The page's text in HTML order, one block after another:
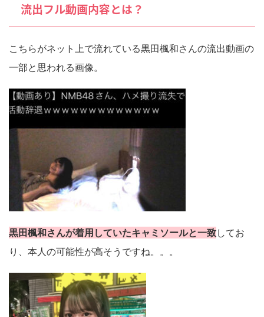
流出フル動画内容とは？
こちらがネット上で流れている黒田楓和さんの流出動画の
一部と思われる画像。
黒田楓和さんが着用していたキャミソールと一致してお
り、本人の可能性が高そうですね。。。